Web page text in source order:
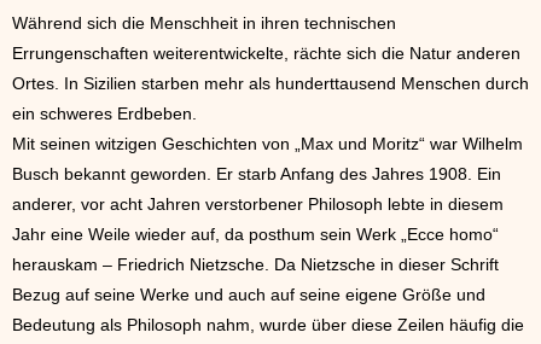
Während sich die Menschheit in ihren technischen
Errungenschaften weiterentwickelte, rächte sich die Natur anderen
Ortes. In Sizilien starben mehr als hunderttausend Menschen durch
ein schweres Erdbeben.
Mit seinen witzigen Geschichten von „Max und Moritz“ war Wilhelm
Busch bekannt geworden. Er starb Anfang des Jahres 1908. Ein
anderer, vor acht Jahren verstorbener Philosoph lebte in diesem
Jahr eine Weile wieder auf, da posthum sein Werk „Ecce homo“
herauskam – Friedrich Nietzsche. Da Nietzsche in dieser Schrift
Bezug auf seine Werke und auch auf seine eigene Größe und
Bedeutung als Philosoph nahm, wurde über diese Zeilen häufig die